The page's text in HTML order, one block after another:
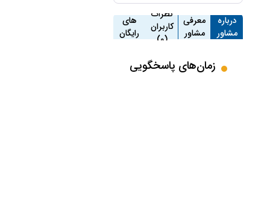
درباره
مشاور
معرفی
مشاور
نظرات
کاربران
(0)
مشاوره
های
رایگان
زمان‌های پاسخگویی